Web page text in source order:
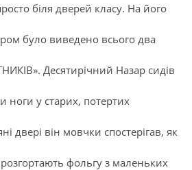
біля дверей класу. На його
було виведено всього два
Десятирічний Назар сидів
ноги у старих, потертих
двері він мовчки спостерігав, як
фольгу з маленьких